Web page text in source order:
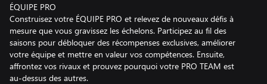
ÉQUIPE PRO
Construisez votre ÉQUIPE PRO et relevez de nouveaux défis à
mesure que vous gravissez les échelons. Participez au fil des
saisons pour débloquer des récompenses exclusives, améliorer
votre équipe et mettre en valeur vos compétences. Ensuite,
affrontez vos rivaux et prouvez pourquoi votre PRO TEAM est
au-dessus des autres.